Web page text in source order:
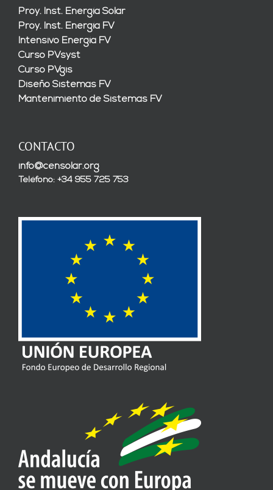
Proy. Inst. Energía Solar
Proy. Inst. Energía FV
Intensivo Energía FV
Curso PVsyst
Curso PVgis
Diseño Sistemas FV
Mantenimiento de Sistemas FV
CONTACTO
info@censolar.org
Teléfono: +34 955 725 753